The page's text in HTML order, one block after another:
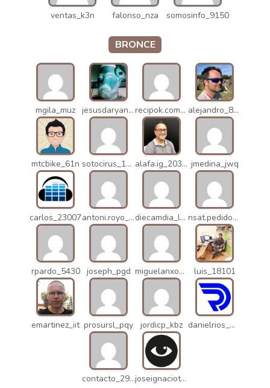
ventas_k3n falonso_nza somosinfo_9150
BRONCE
mgila_muz jesusdaryanani_mko recipok.com_n5u alejandro_8931
mtcbike_61n sotocirus_11872 alafa.ig_20338 jmedina_jwq
carlos_23007 antoni.royo_10023 diecamdia_l27 nsat.pedidos_1235
rpardo_5430 joseph_pgd miguelanxogomez_21982 luis_18101
emartinez_iit prosursl_pqy jordicp_kbz danielrios_mqb
contacto_2906 joseignaciot_q66